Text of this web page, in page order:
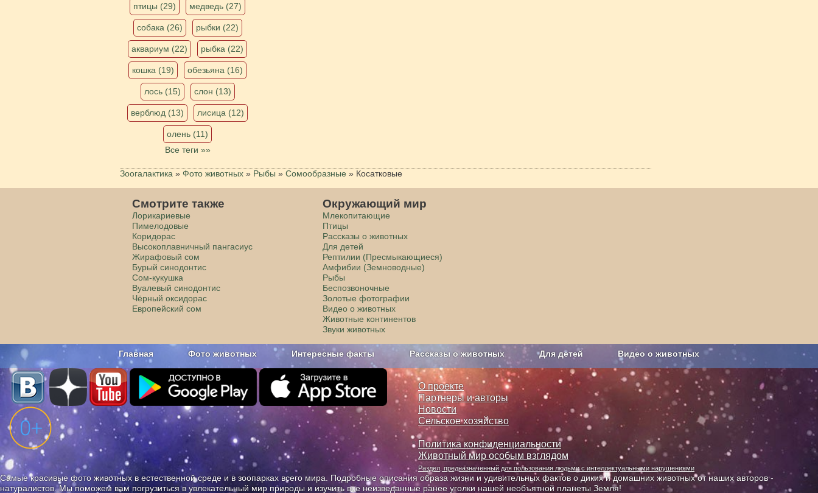
птицы (29) медведь (27)
собака (26) рыбки (22)
аквариум (22) рыбка (22)
кошка (19) обезьяна (16)
лось (15) слон (13)
верблюд (13) лисица (12)
олень (11)
Все теги »»
Зоогалактика » Фото животных » Рыбы » Сомообразные » Косатковые
Смотрите также
Лорикариевые
Пимелодовые
Коридорас
Высокоплавничный пангасиус
Жирафовый сом
Бурый синодонтис
Сом-кукушка
Вуалевый синодонтис
Чёрный оксидорас
Европейский сом
Окружающий мир
Млекопитающие
Птицы
Рассказы о животных
Для детей
Рептилии (Пресмыкающиеся)
Амфибии (Земноводные)
Рыбы
Беспозвоночные
Золотые фотографии
Видео о животных
Животные континентов
Звуки животных
Главная Фото животных Интересные факты Рассказы о животных Для детей Видео о животных
Наши приложения. Бесплатно и без рекламы О проекте Сельское хозяйство
О проекте
Партнеры и авторы
Новости
Сельское хозяйство
Политика конфиденциальности
Животный мир особым взглядом
Раздел, предназначенный для пользования людьми с интеллектуальными нарушениями
Самые красивые фото животных в естественной среде и в зоопарках всего мира. Подробные описания образа жизни и удивительных фактов о диких и домашних животных от наших авторов -
натуралистов. Мы поможем вам погрузиться в увлекательный мир природы и изучить все неизведанные ранее уголки нашей необъятной планеты Земля!